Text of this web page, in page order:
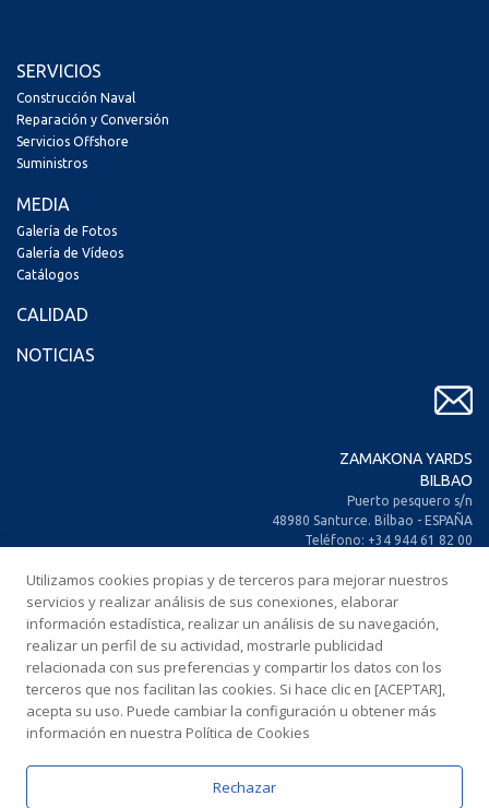
SERVICIOS
Construcción Naval
Reparación y Conversión
Servicios Offshore
Suministros
MEDIA
Galería de Fotos
Galería de Vídeos
Catálogos
CALIDAD
NOTICIAS
ZAMAKONA YARDS
BILBAO
Puerto pesquero s/n
48980 Santurce. Bilbao - ESPAÑA
Teléfono: +34 944 61 82 00
Fax: +34 944 61 25 80
E-mail: zamakona@zamakona.com
ZAMAKONA YARDS
ISLAS CANARIAS
CIA. Trasatlántica Española, s/n.
Dársena Exterior. Puerto de Las Palmas.
ESPAÑA
Fax: +34 928 461 233
Utilizamos cookies propias y de terceros para mejorar nuestros
servicios y realizar análisis de sus conexiones, elaborar
información estadística, realizar un análisis de su navegación,
realizar un perfil de su actividad, mostrarle publicidad
relacionada con sus preferencias y compartir los datos con los
terceros que nos facilitan las cookies. Si hace clic en [ACEPTAR],
acepta su uso. Puede cambiar la configuración u obtener más
información en nuestra Política de Cookies
Rechazar